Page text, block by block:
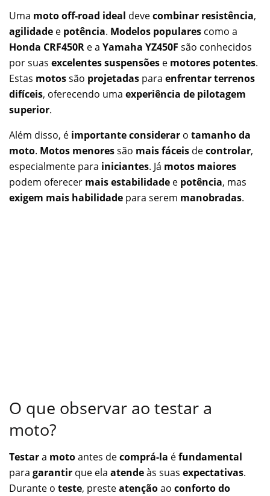
Uma moto off-road ideal devecombinar resistência,
agilidade e potência. Modelos populares como a
Honda CRF450R e a Yamaha YZ450F são conhecidos
por suas excelentes suspensões e motores potentes.
Estas motossão projetadas para enfrentar terrenos
difíceis, oferecendo uma experiência de pilotagem
superior.
Além disso, é importante considerar o tamanho da
moto. Motos menoressão mais fáceis decontrolar,
especialmente para iniciantes. Já motos maiores
podem oferecer mais estabilidade e potência, mas
exigem mais habilidade para serem manobradas.
O que observar ao testar a
moto?
Testara motoantes decomprá-la éfundamental
para garantir que ela atendeàs suas expectativas.
Durante o teste, presteatençãoao conforto do